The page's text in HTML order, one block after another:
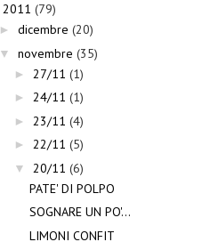
2011 (79)
► dicembre (20)
▼ novembre (35)
► 27/11 (1)
► 24/11 (1)
► 23/11 (4)
► 22/11 (5)
▼ 20/11 (6)
PATE' DI POLPO
SOGNARE UN PO'...
LIMONI CONFIT